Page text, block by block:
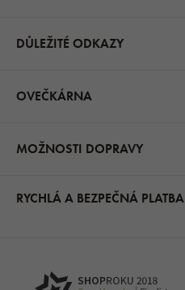
DŮLEŽITÉ ODKAZY
OVEČKÁRNA
MOŽNOSTI DOPRAVY
RYCHLÁ A BEZPEČNÁ PLATBA